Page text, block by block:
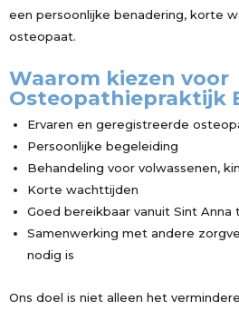
een persoonlijke benadering, korte
osteopaat.
Waarom kiezen voor
Osteopathiepraktijk
Ervaren en geregistreerde
Persoonlijke begeleiding
Behandeling voor volwassenen,
Korte wachttijden
Goed bereikbaar vanuit Sint Anna
Samenwerking met andere
nodig is
Ons doel is niet alleen het